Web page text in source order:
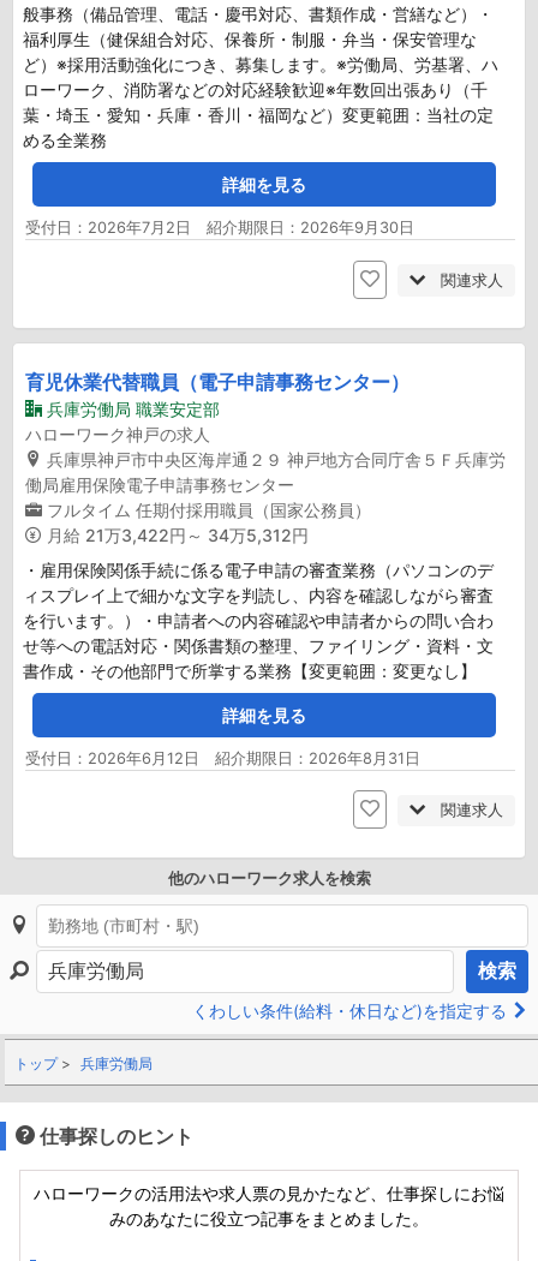
般事務（備品管理、電話・慶弔対応、書類作成・営繕など）・
福利厚生（健保組合対応、保養所・制服・弁当・保安管理な
ど）※採用活動強化につき、募集します。※労働局、労基署、ハ
ローワーク、消防署などの対応経験歓迎※年数回出張あり（千
葉・埼玉・愛知・兵庫・香川・福岡など）変更範囲：当社の定
める全業務
詳細を見る
受付日：2026年7月2日 紹介期限日：2026年9月30日
関連求人
育児休業代替職員（電子申請事務センター）
兵庫労働局 職業安定部
ハローワーク神戸の求人
兵庫県神戸市中央区海岸通２９ 神戸地方合同庁舎５Ｆ兵庫労
働局雇用保険電子申請事務センター
フルタイム 任期付採用職員（国家公務員）
月給 21万3,422円～ 34万5,312円
・雇用保険関係手続に係る電子申請の審査業務（パソコンのデ
ィスプレイ上で細かな文字を判読し、内容を確認しながら審査
を行います。）・申請者への内容確認や申請者からの問い合わ
せ等への電話対応・関係書類の整理、ファイリング・資料・文
書作成・その他部門で所掌する業務【変更範囲：変更なし】
詳細を見る
受付日：2026年6月12日 紹介期限日：2026年8月31日
関連求人
他のハローワーク求人を検索
検索
くわしい条件(給料・休日など)を指定する
トップ 兵庫労働局
仕事探しのヒント
ハローワークの活用法や求人票の見かたなど、仕事探しにお悩
みのあなたに役立つ記事をまとめました。